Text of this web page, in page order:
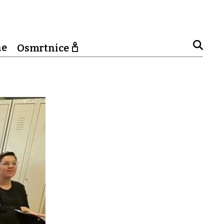
Osmrtnice